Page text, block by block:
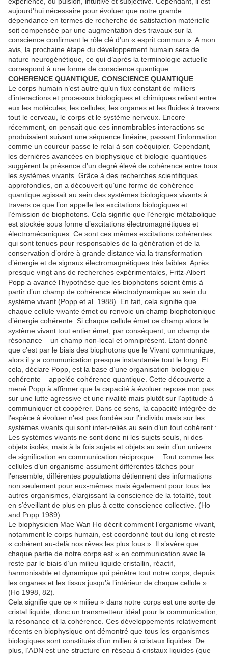
aujourd’hui nécessaire pour évoluer que notre grande
dépendance en termes de recherche de satisfaction matérielle
soit compensée par une augmentation des travaux sur la
conscience confirmant le rôle clé d’un « esprit commun ». A mon
avis, la prochaine étape du développement humain sera de
nature neurogénétique, ce qui d’après la terminologie actuelle
correspond à une forme de conscience quantique.
COHERENCE QUANTIQUE, CONSCIENCE QUANTIQUE
Le corps humain n’est autre qu’un flux constant de milliers
d’interactions et processus biologiques et chimiques reliant entre
eux les molécules, les cellules, les organes et les fluides à travers
tout le cerveau, le corps et le système nerveux. Encore
récemment, on pensait que ces innombrables interactions se
produisaient suivant une séquence linéaire, passant l’information
comme un coureur passe le relai à son coéquipier. Cependant,
les dernières avancées en biophysique et biologie quantiques
suggèrent la présence d’un degré élevé de cohérence entre tous
les systèmes vivants. Grâce à des recherches scientifiques
approfondies, on a découvert qu’une forme de cohérence
quantique agissait au sein des systèmes biologiques vivants à
travers ce que l’on appelle les excitations biologiques et
l’émission de biophotons. Cela signifie que l’énergie métabolique
est stockée sous forme d’excitations électromagnétiques et
électromécaniques. Ce sont ces mêmes excitations cohérentes
qui sont tenues pour responsables de la génération et de la
conservation d’ordre à grande distance via la transformation
d’énergie et de signaux électromagnétiques très faibles. Après
presque vingt ans de recherches expérimentales, Fritz-Albert
Popp a avancé l’hypothèse que les biophotons soient émis à
partir d’un champ de cohérence électrodynamique au sein du
système vivant (Popp et al. 1988). En fait, cela signifie que
chaque cellule vivante émet ou renvoie un champ biophotonique
d’énergie cohérente. Si chaque cellule émet ce champ alors le
système vivant tout entier émet, par conséquent, un champ de
résonance – un champ non-local et omniprésent. Etant donné
que c’est par le biais des biophotons que le Vivant communique,
alors il y a communication presque instantanée tout le long. Et
cela, déclare Popp, est la base d’une organisation biologique
cohérente – appelée cohérence quantique. Cette découverte a
mené Popp à affirmer que la capacité à évoluer repose non pas
sur une lutte agressive et une rivalité mais plutôt sur l’aptitude à
communiquer et coopérer. Dans ce sens, la capacité intégrée de
l’espèce à évoluer n’est pas fondée sur l’individu mais sur les
systèmes vivants qui sont inter-reliés au sein d’un tout cohérent :
Les systèmes vivants ne sont donc ni les sujets seuls, ni des
objets isolés, mais à la fois sujets et objets au sein d’un univers
de signification en communication réciproque… Tout comme les
cellules d’un organisme assument différentes tâches pour
l’ensemble, différentes populations détiennent des informations
non seulement pour eux-mêmes mais également pour tous les
autres organismes, élargissant la conscience de la totalité, tout
en s’éveillant de plus en plus à cette conscience collective. (Ho
and Popp 1989)
Le biophysicien Mae Wan Ho décrit comment l’organisme vivant,
notamment le corps humain, est coordonné tout du long et reste
« cohérent au-delà nos rêves les plus fous ». Il s’avère que
chaque partie de notre corps est « en communication avec le
reste par le biais d’un milieu liquide cristallin, réactif,
harmonisable et dynamique qui pénètre tout notre corps, depuis
les organes et les tissus jusqu’à l’intérieur de chaque cellule »
(Ho 1998, 82).
Cela signifie que ce « milieu » dans notre corps est une sorte de
cristal liquide, donc un transmetteur idéal pour la communication,
la résonance et la cohérence. Ces développements relativement
récents en biophysique ont démontré que tous les organismes
biologiques sont constitués d’un milieu à cristaux liquides. De
plus, l’ADN est une structure en réseau à cristaux liquides (que